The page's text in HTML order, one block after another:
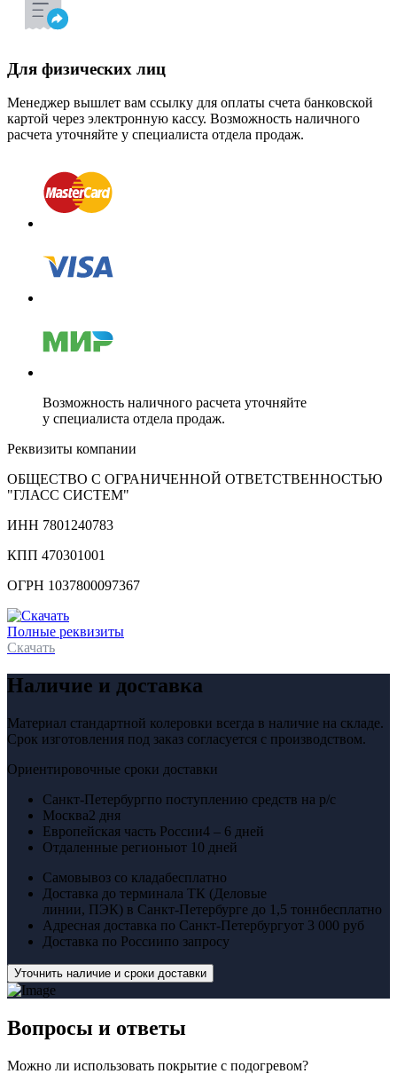
Для физических лиц
Менеджер вышлет вам ссылку для оплаты счета банковской
картой через электронную кассу. Возможность наличного
расчета уточняйте у специалиста отдела продаж.
Возможность наличного расчета уточняйте
у специалиста отдела продаж.
Реквизиты компании
ОБЩЕСТВО С ОГРАНИЧЕННОЙ ОТВЕТСТВЕННОСТЬЮ
"ГЛАСС СИСТЕМ"
ИНН 7801240783
КПП 470301001
ОГРН 1037800097367
Полные реквизиты
Скачать
Наличие и доставка
Материал стандартной колеровки всегда в наличие на складе.
Срок изготовления под заказ согласуется с производством.
Ориентировочные сроки доставки
Санкт-Петербургпо поступлению средств на р/с
Москва2 дня
Европейская часть России4 – 6 дней
Отдаленные регионыот 10 дней
Самовывоз со кладабесплатно
Доставка до терминала ТК (Деловые
линии, ПЭК) в Санкт-Петербурге до 1,5 тоннбесплатно
Адресная доставка по Санкт-Петербургуот 3 000 руб
Доставка по Россиипо запросу
Уточнить наличие и сроки доставки
Вопросы и ответы
Можно ли использовать покрытие с подогревом?